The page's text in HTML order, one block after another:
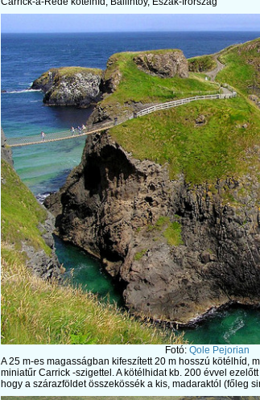
Fotó: Qole Pejorian
A 25 m-es magasságban kifeszített 20 m hosszú kötélhíd,
miniatűr Carrick -szigettel. A kötélhidat kb. 200 évvel
hogy a szárazföldet összekössék a kis, madaraktól (főleg